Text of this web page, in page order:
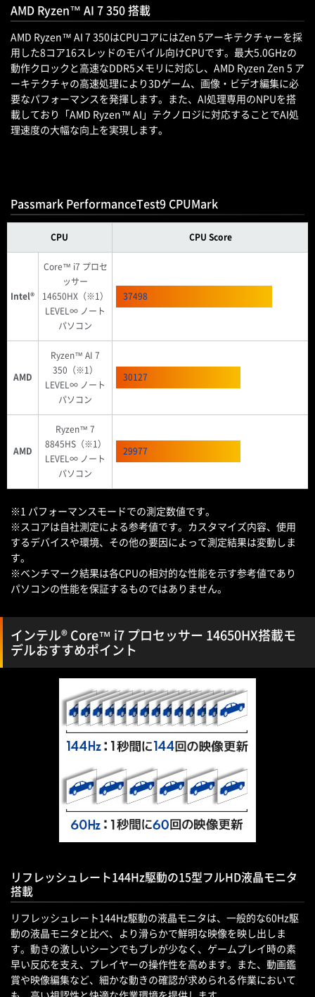
AMD Ryzen™ AI 7 350 搭載
AMD Ryzen™ AI 7 350はCPUコアにはZen 5アーキテクチャーを採
用した8コア16スレッドのモバイル向けCPUです。最大5.0GHzの
動作クロックと高速なDDR5メモリに対応し、AMD Ryzen Zen 5 ア
ーキテクチャの高速処理により3Dゲーム、画像・ビデオ編集に必
要なパフォーマンスを発揮します。また、AI処理専用のNPUを搭
載しており「AMD Ryzen™ AI」テクノロジに対応することでAI処
理速度の大幅な向上を実現します。
Passmark PerformanceTest9 CPUMark
CPU CPU Score
Intel®
Core™ i7 プロセ
ッサー
14650HX（※1）
LEVEL∞ ノート
パソコン
37498
AMD
Ryzen™ AI 7
350（※1）
LEVEL∞ ノート
パソコン
30127
AMD
Ryzen™ 7
8845HS（※1）
LEVEL∞ ノート
パソコン
29977
※1 パフォーマンスモードでの測定数値です。
※スコアは自社測定による参考値です。カスタマイズ内容、使用
するデバイスや環境、その他の要因によって測定結果は変動しま
す。
※ベンチマーク結果は各CPUの相対的な性能を示す参考値であり
パソコンの性能を保証するものではありません。
インテル® Core™ i7 プロセッサー 14650HX搭載モ
デルおすすめポイント
リフレッシュレート144Hz駆動の15型フルHD液晶モニタ
搭載
リフレッシュレート144Hz駆動の液晶モニタは、一般的な60Hz駆
動の液晶モニタと比べ、より滑らかで鮮明な映像を映し出しま
す。動きの激しいシーンでもブレが少なく、ゲームプレイ時の素
早い反応を支え、プレイヤーの操作性を高めます。また、動画鑑
賞や映像編集など、細かな動きの確認が求められる作業において